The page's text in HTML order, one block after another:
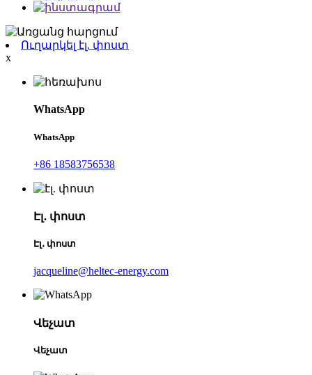
Ուղարկել էլ. փոստ
x
WhatsApp
WhatsApp
+86 18583756538
Էլ․ փոստ
Էլ․ փոստ
jacqueline@heltec-energy.com
Վեչատ
Վեչատ